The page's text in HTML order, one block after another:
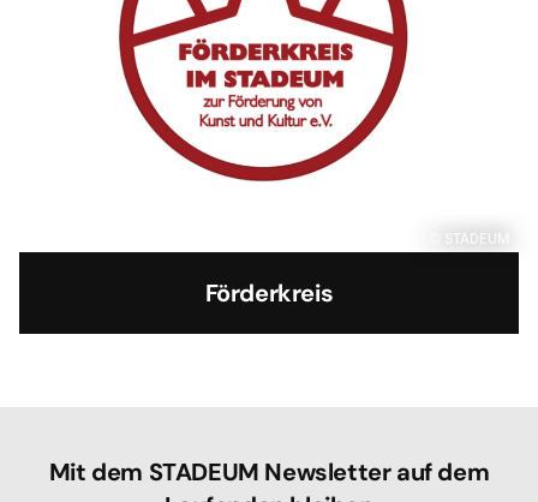
© STADEUM
Förderkreis
Mit dem STADEUM Newsletter auf dem